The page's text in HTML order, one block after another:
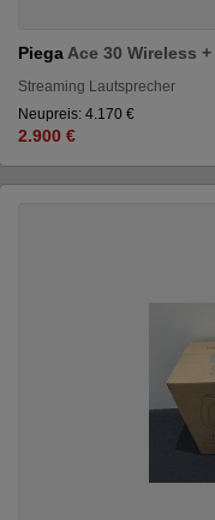
Piega Ace 30 Wireless
Streaming Lautsprecher
Neupreis: 4.170 €
2.900 €